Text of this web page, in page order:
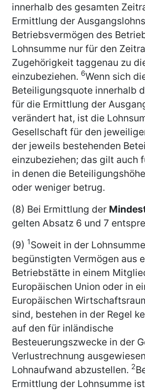
innerhalb des gesamten
Ermittlung der
Betriebsvermögen des
Lohnsumme nur für den
Zugehörigkeit taggenau zu
einzubeziehen. 6Wenn sich
Beteiligungsquote innerhalb
für die Ermittlung der
verändert hat, ist die
Gesellschaft für den
der jeweils bestehenden
einzubeziehen; das gilt auch
in denen die
oder weniger betrug.
(8) Bei Ermittlung der
gelten Absatz 6 und 7
(9) 1Soweit in der
begünstigten Vermögen aus
Betriebstätte in einem
Europäischen Union oder in
Europäischen
sind, bestehen in der Regel
auf den für inländische
Besteuerungszwecke in der
Verlustrechnung
Lohnaufwand abzustellen. 2
Ermittlung der Lohnsumme